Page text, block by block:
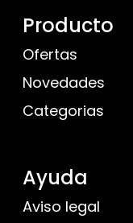
Producto
Ofertas
Novedades
Categorias
Ayuda
Aviso legal